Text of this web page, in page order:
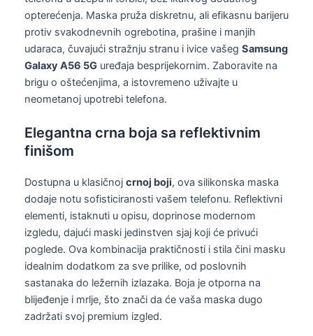
opterećenja. Maska pruža diskretnu, ali efikasnu barijeru
protiv svakodnevnih ogrebotina, prašine i manjih
udaraca, čuvajući stražnju stranu i ivice vašeg Samsung
Galaxy A56 5G uređaja besprijekornim. Zaboravite na
brigu o oštećenjima, a istovremeno uživajte u
neometanoj upotrebi telefona.
Elegantna crna boja sa reflektivnim
finišom
Dostupna u klasičnoj crnoj boji, ova silikonska maska
dodaje notu sofisticiranosti vašem telefonu. Reflektivni
elementi, istaknuti u opisu, doprinose modernom
izgledu, dajući maski jedinstven sjaj koji će privući
poglede. Ova kombinacija praktičnosti i stila čini masku
idealnim dodatkom za sve prilike, od poslovnih
sastanaka do ležernih izlazaka. Boja je otporna na
blijeđenje i mrlje, što znači da će vaša maska dugo
zadržati svoj premium izgled.